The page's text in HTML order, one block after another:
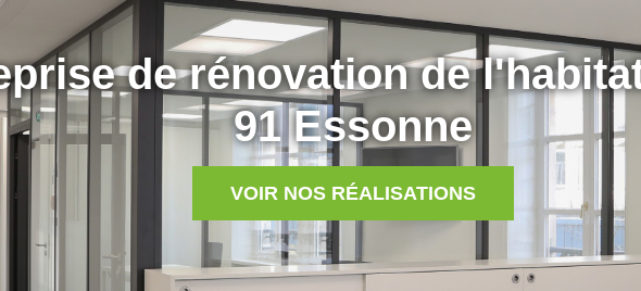
de rénovation de
91 Essonne
VOIR NOS RÉALISATIONS